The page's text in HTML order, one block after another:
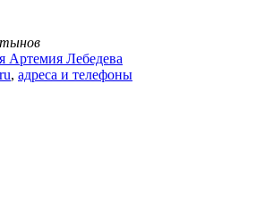
Артемия Лебедева
, адреса и телефоны